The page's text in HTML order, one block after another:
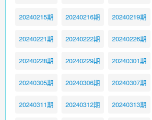
20240215期 20240216期 20240219期
20240221期 20240222期 20240226期
20240228期 20240229期 20240301期
20240305期 20240306期 20240307期
20240311期 20240312期 20240313期